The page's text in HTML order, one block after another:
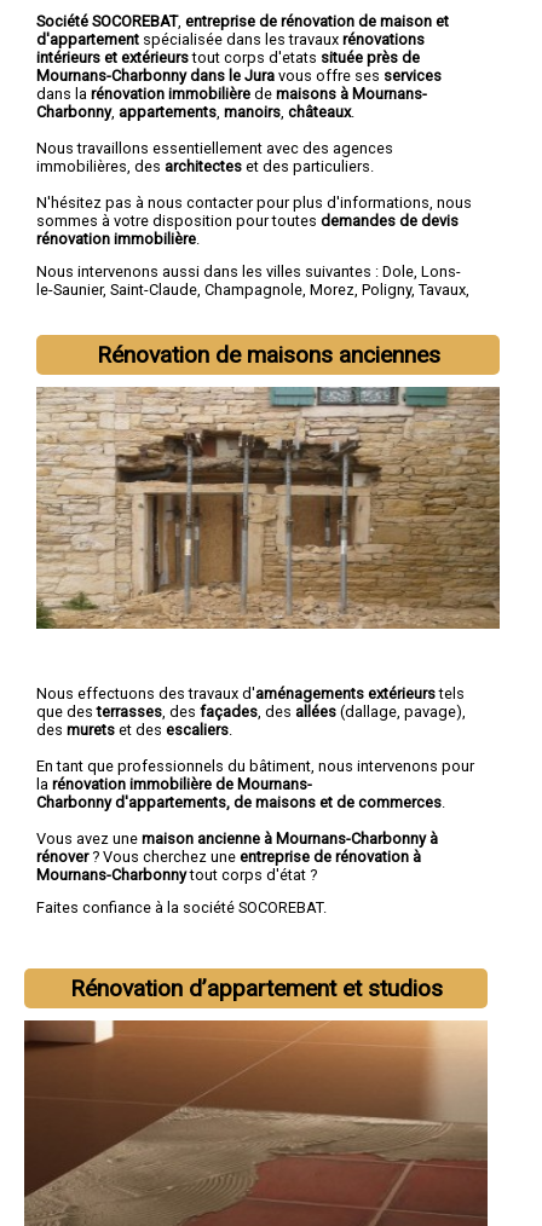
Société SOCOREBAT, entreprise de rénovation de maison et
d'appartement spécialisée dans les travaux rénovations
intérieurs et extérieurstout corps d'etats située près de
Mournans-Charbonny dans le Jura vous offre ses services
dans la rénovation immobilière de maisons à Mournans-
Charbonny, appartements manoirs châteaux.
Nous travaillons essentiellement avec des agences
immobilières, des architectes et des particuliers.
N'hésitez pas à nous contacter pour plus d'informations, nous
sommes à votre disposition pour toutes demandes de devis
rénovation immobilière
Nous intervenons aussi dans les villes suivantes : Dole, Lons-
le-Saunier, Saint-Claude, Champagnole, Morez, Poligny, Tavaux,
Rénovation de maisons anciennes
Nous effectuons des travaux d'aménagements extérieurstels
que desterrasses , des façades , des allées (dallage, pavage),
des murets et des escaliers
En tant que professionnels du bâtiment, nous intervenons pour
la rénovation immobilière de Mournans-
Charbonny d'appartements, de maisons et de commerces
Vous avez une maison ancienne à Mournans-Charbonny à
rénover? Vous cherchez une entreprise de rénovation à
Mournans-Charbonnytout corps d'état ?
Faites confiance à la société SOCOREBAT.
Rénovation d’appartement et studios